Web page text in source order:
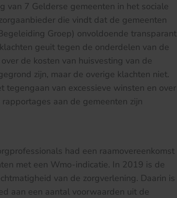
van 7 Gelderse gemeenten in het sociale
die vindt dat de gemeenten
Groep) onvoldoende transparant
geuit tegen de onderdelen van de
de kosten van huisvesting van de
zijn, maar de overige klachten niet.
tegengaan van excessieve winsten en over
aan de gemeenten zijn
had een raamovereenkomst
met een Wmo-indicatie. In 2019 is de
van de zorgverlening. Daarin is
aan een aantal voorwaarden uit de